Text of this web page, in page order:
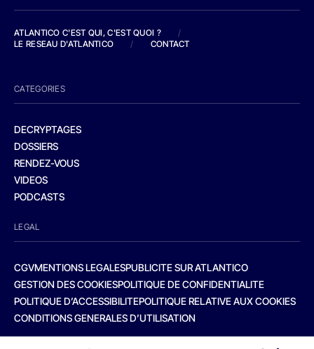
ATLANTICO C'EST QUI, C'EST QUOI ?
/
LE RESEAU D'ATLANTICO
/ CONTACT
CATEGORIES
DECRYPTAGES
DOSSIERS
RENDEZ-VOUS
VIDEOS
PODCASTS
LEGAL
CGVMENTIONS LEGALESPUBLICITE SUR ATLANTICO
GESTION DES COOKIESPOLITIQUE DE CONFIDENTIALITE
POLITIQUE D’ACCESSIBILITEPOLITIQUE RELATIVE AUX COOKIES
CONDITIONS GENERALES D’UTILISATION